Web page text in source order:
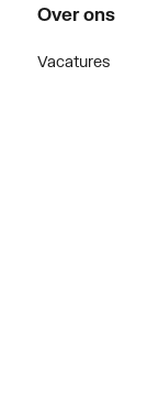
Over ons
Vacatures